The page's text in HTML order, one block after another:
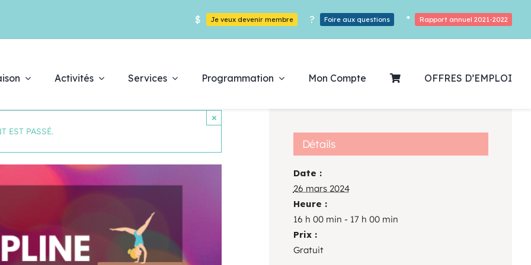
$ Je veux devenir membre ? Foire aux questions * Rapport annuel 2021-2022
Activités Services Programmation
Découvrez notre
programmation
Des Heures De Plaisirs!
Mon Compte OFFRES D’EMPLOI
EST PASSÉ.
×
Détails
Date :
26 mars 2024
Heure :
16 h 00 min - 17 h 00 min
Prix :
Gratuit